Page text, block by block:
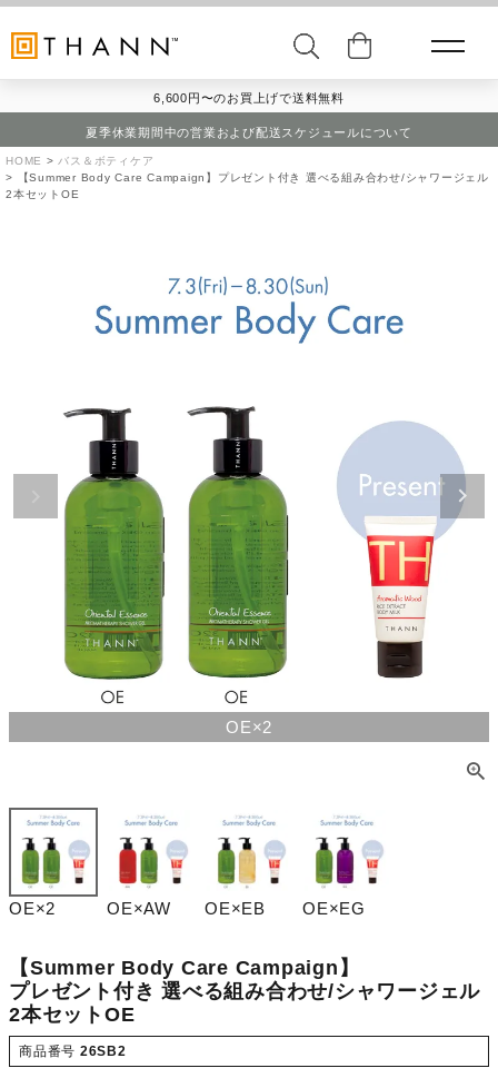
6,600円〜のお買上げで送料無料
夏季休業期間中の営業および配送スケジュールについて
HOME
バス＆ボティケア
【Summer Body Care Campaign】プレゼント付き 選べる組み合わせ/シャワージェル
2本セットOE
OE×2
OE×2 OE×AW OE×EB OE×EG
【Summer Body Care Campaign】
プレゼント付き 選べる組み合わせ/シャワージェル
2本セットOE
商品番号 26SB2